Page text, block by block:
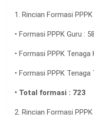
1. Rincian Formasi
• Formasi PPPK Guru :
• Formasi PPPK
• Formasi PPPK Tenaga
• Total formasi : 723
2. Rincian Formasi